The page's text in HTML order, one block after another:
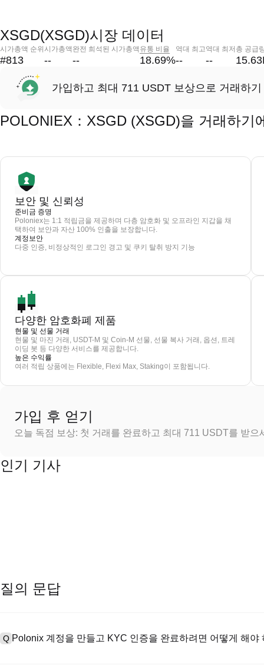
XSGD(XSGD)시장 데이터
시가총액 순위
#813
시가총액
--
완전 희석된 시가총액
--
유통 비율
18.69%
역대 최고
--
역대 최저
--
총 공급
가입하고 최대 711 USDT 보상으로 거래하기
POLONIEX：XSGD (XSGD)을 거래하기
보안 및 신뢰성
준비금 증명
Poloniex는 1:1 적립금을 제공하며 다층 암호화 및 오프라인 지갑을 채
택하여 보안과 자산 100% 인출을 보장합니다.
계정보안
다중 인증, 비정상적인 로그인 경고 및 쿠키 탈취 방지 기능
다양한 암호화폐 제품
현물 및 선물 거래
현물 및 마진 거래, USDT-M 및 Coin-M 선물, 선물 복사 거래, 옵션, 트레
이딩 봇 등 다양한 서비스를 제공합니다.
높은 수익률
여러 적립 상품에는 Flexible, Flexi Max, Staking이 포함됩니다.
가입 후 얻기
오늘 독점 보상: 첫 거래를 완료하고 최대 711 USDT를 받으
인기 기사
질의 문답
Q Polonix 계정을 만들고 KYC 인증을 완료하려면 어떻게 해야